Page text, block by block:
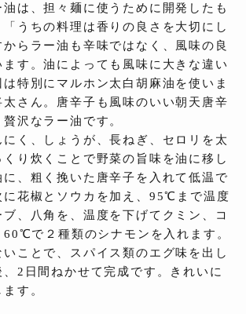
は、担々麺に使うために開発したも
うちの料理は香りの良さを大切にし
らラー油も辛味ではなく、風味の良
ます。油によっても風味に大きな違い
特別にマルホン太白胡麻油を使いま
太さん。唐辛子も風味のいい朝天唐辛
沢なラー油です。
く、しょうが、長ねぎ、セロリを太
り炊くことで野菜の旨味を油に移し
に、粗く挽いた唐辛子を入れて低温で
に花椒とソウカを加え、95℃まで温度
、八角を、温度を下げてクミン、コ
60℃で２種類のシナモンを入れます。
ことで、スパイス類のエグ味を出し
、2日間ねかせて完成です。きれいに
す。